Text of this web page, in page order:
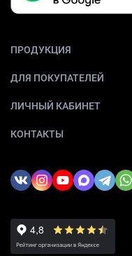
ПРОДУКЦИЯ
ДЛЯ ПОКУПАТЕЛЕЙ
ЛИЧНЫЙ КАБИНЕТ
КОНТАКТЫ